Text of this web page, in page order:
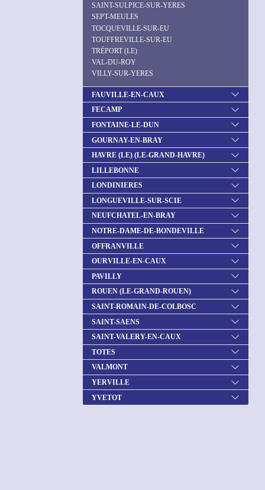
SAINT-SULPICE-SUR-YERES
SEPT-MEULES
TOCQUEVILLE-SUR-EU
TOUFFREVILLE-SUR-EU
TRÉPORT (LE)
VAL-DU-ROY
VILLY-SUR-YERES
FAUVILLE-EN-CAUX
FECAMP
FONTAINE-LE-DUN
GOURNAY-EN-BRAY
HAVRE (LE) (LE-GRAND-HAVRE)
LILLEBONNE
LONDINIERES
LONGUEVILLE-SUR-SCIE
NEUFCHATEL-EN-BRAY
NOTRE-DAME-DE-BONDEVILLE
OFFRANVILLE
OURVILLE-EN-CAUX
PAVILLY
ROUEN (LE-GRAND-ROUEN)
SAINT-ROMAIN-DE-COLBOSC
SAINT-SAENS
SAINT-VALERY-EN-CAUX
TOTES
VALMONT
YERVILLE
YVETOT